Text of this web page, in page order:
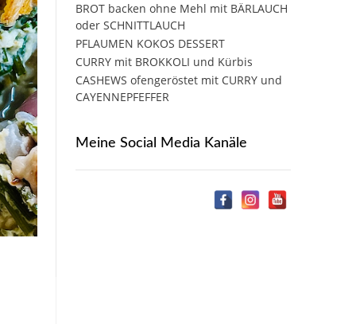
BROT backen ohne Mehl mit BÄRLAUCH
oder SCHNITTLAUCH
PFLAUMEN KOKOS DESSERT
CURRY mit BROKKOLI und Kürbis
CASHEWS ofengeröstet mit CURRY und
CAYENNEPFEFFER
Meine Social Media Kanäle